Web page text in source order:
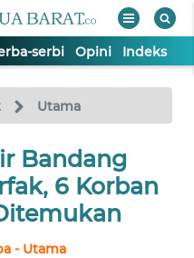
serbi Opini Indeks
Utama
Bandang
6 Korban
- Utama